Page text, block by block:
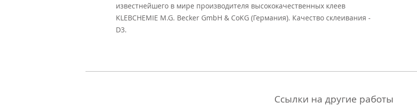
известнейшего в мире производителя высококачественных клеев
KLEBCHEMIE M.G. Becker GmbH & CoKG (Германия). Качество склеивания -
D3.
Ссылки на другие работы